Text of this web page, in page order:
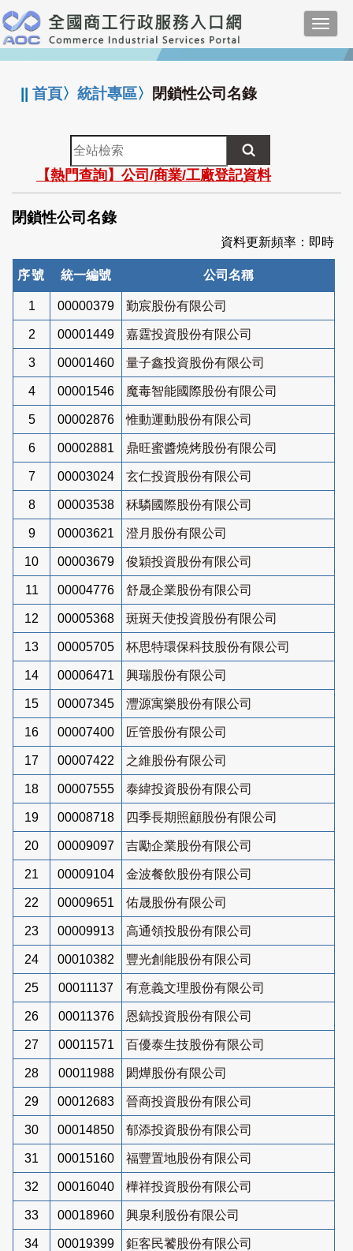
跳
到
主
要
:::
||首頁〉統計專區〉 閉鎖性公司名錄
全
站
檢
索
【熱門查詢】公司/商業/工廠登記資料
閉鎖性公司名錄
資料更新頻率：即時
序號 統一編號 公司名稱
1 00000379 勤宸股份有限公司
2 00001449 嘉霆投資股份有限公司
3 00001460 量子鑫投資股份有限公司
4 00001546 魔毒智能國際股份有限公司
5 00002876 惟動運動股份有限公司
6 00002881 鼎旺蜜醬燒烤股份有限公司
7 00003024 玄仁投資股份有限公司
8 00003538 秝驎國際股份有限公司
9 00003621 澄月股份有限公司
10 00003679 俊穎投資股份有限公司
11 00004776 舒晟企業股份有限公司
12 00005368 斑斑天使投資股份有限公司
13 00005705 杯思特環保科技股份有限公司
14 00006471 興瑞股份有限公司
15 00007345 灃源寓樂股份有限公司
16 00007400 匠管股份有限公司
17 00007422 之維股份有限公司
18 00007555 泰緯投資股份有限公司
19 00008718 四季長期照顧股份有限公司
20 00009097 吉勵企業股份有限公司
21 00009104 金波餐飲股份有限公司
22 00009651 佑晟股份有限公司
23 00009913 高通領投股份有限公司
24 00010382 豐光創能股份有限公司
25 00011137 有意義文理股份有限公司
26 00011376 恩鎬投資股份有限公司
27 00011571 百優泰生技股份有限公司
28 00011988 閎燁股份有限公司
29 00012683 晉商投資股份有限公司
30 00014850 郁添投資股份有限公司
31 00015160 福豐置地股份有限公司
32 00016040 樺祥投資股份有限公司
33 00018960 興泉利股份有限公司
34 00019399 鉅客民饕股份有限公司